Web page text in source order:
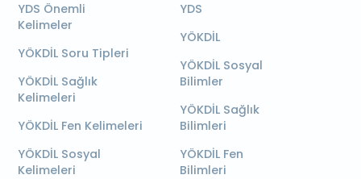
YDS Önemli
Kelimeler
YÖKDİL Soru Tipleri
YÖKDİL Sağlık
Kelimeleri
YÖKDİL Fen Kelimeleri
YÖKDİL Sosyal
Kelimeleri
YDS
YÖKDİL
YÖKDİL Sosyal
Bilimler
YÖKDİL Sağlık
Bilimleri
YÖKDİL Fen
Bilimleri